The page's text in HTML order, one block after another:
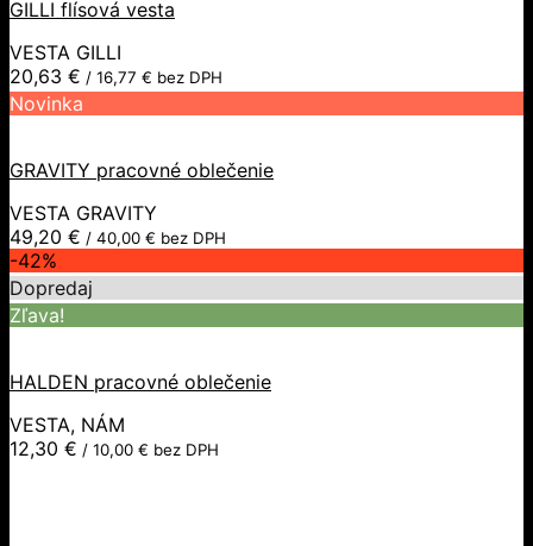
GILLI flísová vesta
VESTA GILLI
20,63 € / 16,77 € bez DPH
Novinka
GRAVITY pracovné oblečenie
VESTA GRAVITY
49,20 € / 40,00 € bez DPH
-42%
Dopredaj
Zľava!
HALDEN pracovné oblečenie
VESTA, NÁM
12,30 € / 10,00 € bez DPH